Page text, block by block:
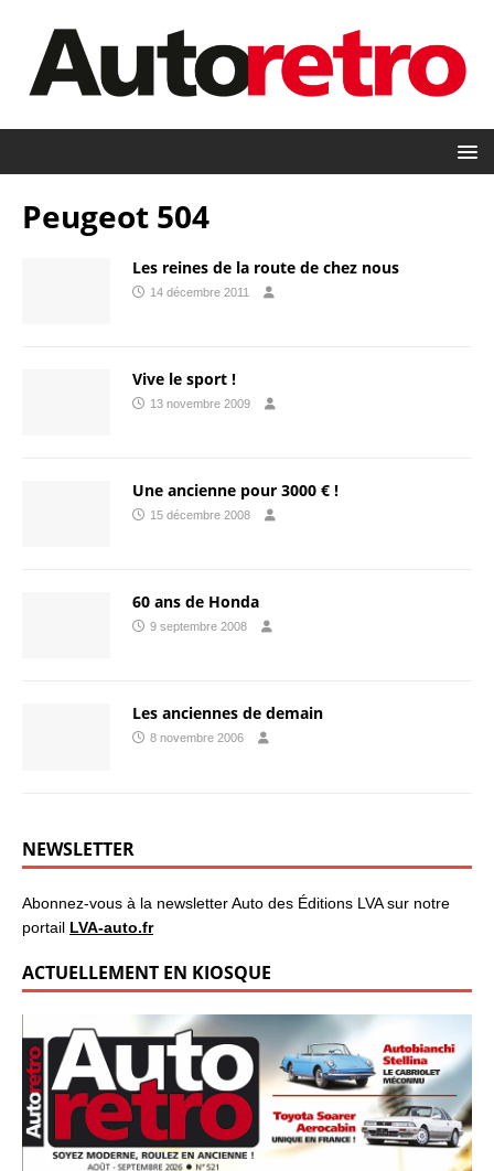
Peugeot 504
Les reines de la route de chez nous
14 décembre 2011
Vive le sport !
13 novembre 2009
Une ancienne pour 3000 € !
15 décembre 2008
60 ans de Honda
9 septembre 2008
Les anciennes de demain
8 novembre 2006
NEWSLETTER
Abonnez-vous à la newsletter Auto des Éditions LVA sur notre
portail LVA-auto.fr
ACTUELLEMENT EN KIOSQUE